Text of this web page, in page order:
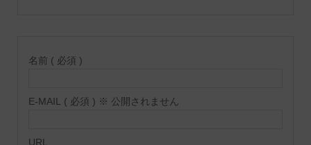
名前 ( 必須 )
E-MAIL ( 必須 ) ※ 公開されません
URL